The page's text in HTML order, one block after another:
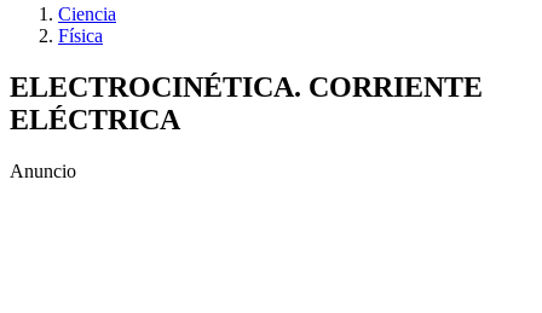
Ciencia
Física
ELECTROCINÉTICA. CORRIENTE
ELÉCTRICA
Anuncio